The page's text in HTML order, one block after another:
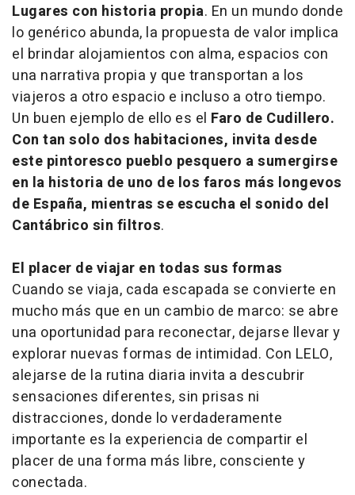
Lugares con historia propia. En un mundo donde
lo genérico abunda, la propuesta de valor implica
el brindar alojamientos con alma, espacios con
una narrativa propia y que transportan a los
viajeros a otro espacio e incluso a otro tiempo.
Un buen ejemplo de ello es el Faro de Cudillero.
Con tan solo dos habitaciones, invita desde
este pintoresco pueblo pesquero a sumergirse
en la historia de uno de los faros más longevos
de España, mientras se escucha el sonido del
Cantábrico sin filtros.
El placer de viajar en todas sus formas
Cuando se viaja, cada escapada se convierte en
mucho más que en un cambio de marco: se abre
una oportunidad para reconectar, dejarse llevar y
explorar nuevas formas de intimidad. Con LELO,
alejarse de la rutina diaria invita a descubrir
sensaciones diferentes, sin prisas ni
distracciones, donde lo verdaderamente
importante es la experiencia de compartir el
placer de una forma más libre, consciente y
conectada.